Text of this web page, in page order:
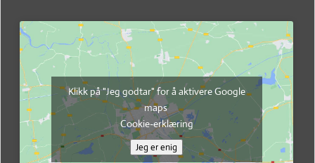
Klikk på "Jeg godtar" for å aktivere Google
maps
Cookie-erklæring
Jeg er enig